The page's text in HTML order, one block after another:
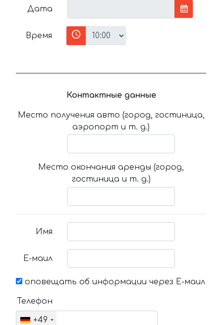
Дата
Время
Контактные данные
Место получения авто (город, гостиница,
аэропорт и т. д.)
Место окончания аренды (город,
гостиница и т. д.)
Имя
Е-маил
оповещать об информации через Е-маил
Телефон
+49